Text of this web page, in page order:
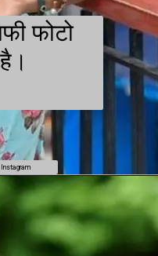
Instagram
फोटो